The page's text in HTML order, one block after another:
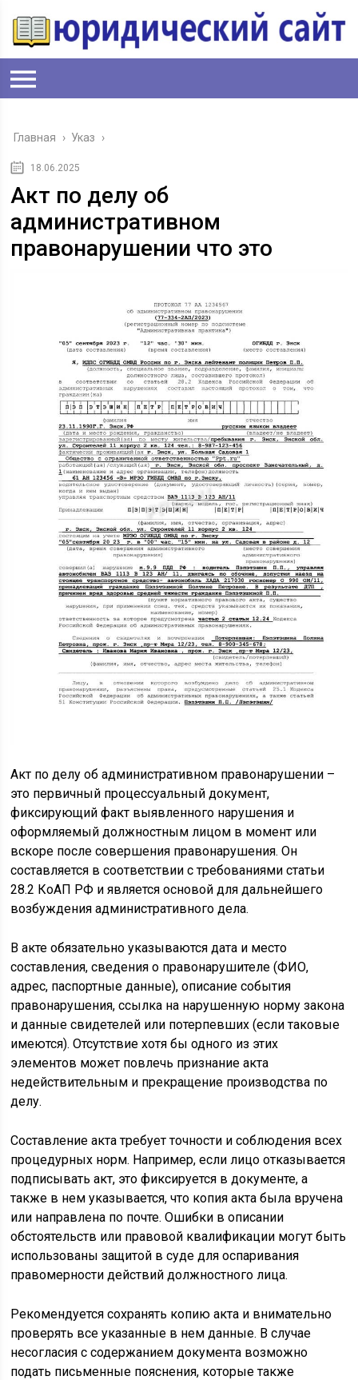
Главная › Указ ›
18.06.2025
Акт по делу об
административном
правонарушении что это
Акт по делу об административном правонарушении –
это первичный процессуальный документ,
фиксирующий факт выявленного нарушения и
оформляемый должностным лицом в момент или
вскоре после совершения правонарушения. Он
составляется в соответствии с требованиями статьи
28.2 КоАП РФ и является основой для дальнейшего
возбуждения административного дела.
В акте обязательно указываются дата и место
составления, сведения о правонарушителе (ФИО,
адрес, паспортные данные), описание события
правонарушения, ссылка на нарушенную норму закона
и данные свидетелей или потерпевших (если таковые
имеются). Отсутствие хотя бы одного из этих
элементов может повлечь признание акта
недействительным и прекращение производства по
делу.
Составление акта требует точности и соблюдения всех
процедурных норм. Например, если лицо отказывается
подписывать акт, это фиксируется в документе, а
также в нем указывается, что копия акта была вручена
или направлена по почте. Ошибки в описании
обстоятельств или правовой квалификации могут быть
использованы защитой в суде для оспаривания
правомерности действий должностного лица.
Рекомендуется сохранять копию акта и внимательно
проверять все указанные в нем данные. В случае
несогласия с содержанием документа возможно
подать письменные пояснения, которые также